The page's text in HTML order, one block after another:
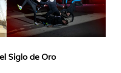
Siglo de Oro